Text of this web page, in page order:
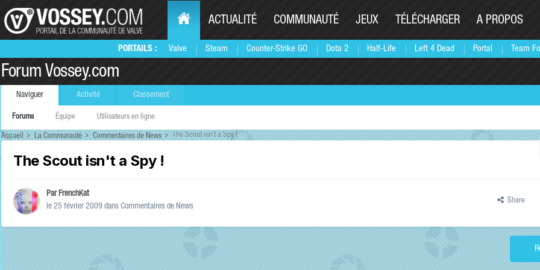
PORTAILS : Valve Steam Counter-Strike GO Dota 2 Half-Life Left 4 Dead Portal Team
ACTUALITÉ COMMUNAUTÉ JEUX TÉLÉCHARGER A PROPOS
Forum Vossey.com
Naviguer
Forums Équipe Utilisateurs en ligne
Activité Classement
Accueil La Communauté Commentaires de News The Scout isn't a Spy !
The Scout isn't a Spy !
ParFrenchKat
le 25 février 2009 dans Commentaires de News
Share